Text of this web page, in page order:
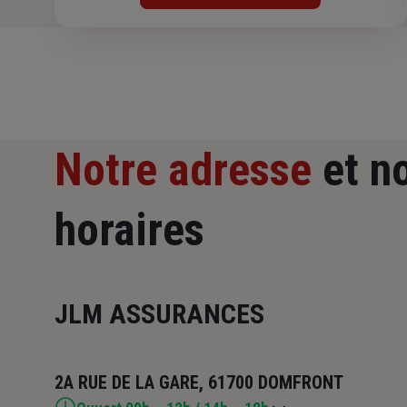
Notre adresse et
horaires
JLM ASSURANCES
2A RUE DE LA GARE, 61700 DOMFRONT